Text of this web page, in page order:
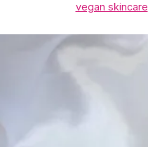
vegan skincare